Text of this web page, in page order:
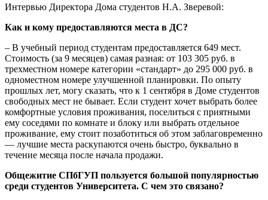
Интервью Директора Дома студентов Н.А. Зверевой:
Как и кому предоставляются места в ДС?
– В учебный период студентам предоставляется 649 мест.
Стоимость (за 9 месяцев) самая разная: от 103 305 руб. в
трехместном номере категории «стандарт» до 295 000 руб. в
одноместном номере улучшенной планировки. По опыту
прошлых лет, могу сказать, что к 1 сентября в Доме студентов
свободных мест не бывает. Если студент хочет выбрать более
комфортные условия проживания, поселиться с приятными
ему соседями по комнате и блоку или выбрать отдельное
проживание, ему стоит позаботиться об этом заблаговременно
— лучшие места раскупаются очень быстро, буквально в
течение месяца после начала продажи.
Общежитие СПбГУП пользуется большой популярностью
среди студентов Университета. С чем это связано?